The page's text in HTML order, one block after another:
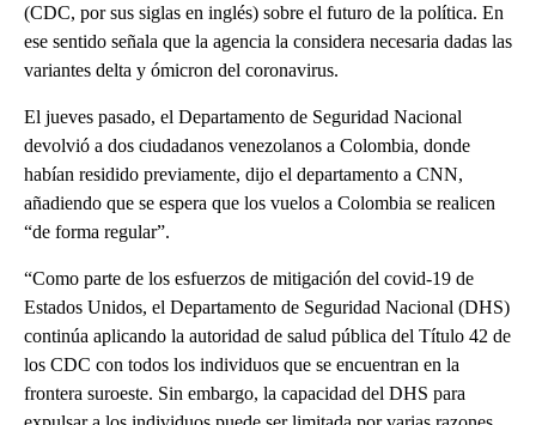
(CDC, por sus siglas en inglés) sobre el futuro de la política. En
ese sentido señala que la agencia la considera necesaria dadas las
variantes delta y ómicron del coronavirus.
El jueves pasado, el Departamento de Seguridad Nacional
devolvió a dos ciudadanos venezolanos a Colombia, donde
habían residido previamente, dijo el departamento a CNN,
añadiendo que se espera que los vuelos a Colombia se realicen
“de forma regular”.
“Como parte de los esfuerzos de mitigación del covid-19 de
Estados Unidos, el Departamento de Seguridad Nacional (DHS)
continúa aplicando la autoridad de salud pública del Título 42 de
los CDC con todos los individuos que se encuentran en la
frontera suroeste. Sin embargo, la capacidad del DHS para